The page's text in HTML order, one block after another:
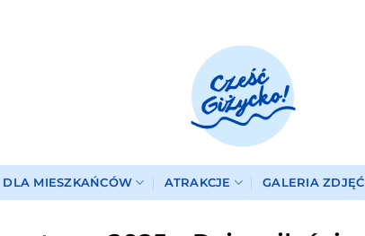
DLA MIESZKAŃCÓW ATRAKCJE GALERIA ZDJĘĆ